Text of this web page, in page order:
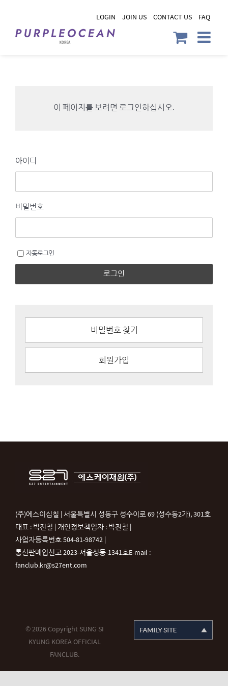
content
LOGIN JOIN US CONTACT US FAQ
이 페이지를 보려면 로그인하십시오.
아이디
비밀번호
자동로그인
로그인
비밀번호 찾기
회원가입
(주)에스이십칠 | 서울특별시 성동구 성수이로 69 (성수동2가), 301호
대표 : 박진철 | 개인정보책임자 : 박진철 |
사업자등록번호 504-81-98742 |
통신판매업신고 2023-서울성동-1341호E-mail :
fanclub.kr@s27ent.com
© 2026 Copyright SUNG SI
KYUNG KOREA OFFICIAL
FANCLUB.